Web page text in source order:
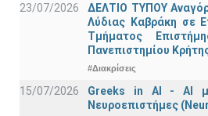
23/07/2026
ΔΕΛΤΙΟ ΤΥΠΟΥ
Λύδιας Καβράκη σε
Τμήματος
Πανεπιστημίου
#Διακρίσεις
15/07/2026
Greeks in AI - ΑΙ
Νευροεπιστήμες